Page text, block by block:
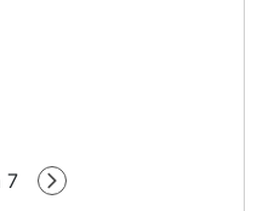
7